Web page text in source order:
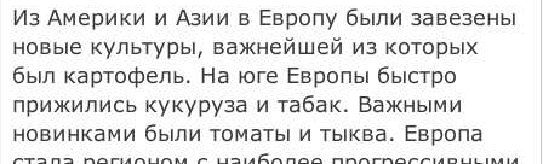
Из Америки и Азии в Европу были завезены
новые культуры, важнейшей из которых
был картофель. На юге Европы быстро
прижились кукуруза и табак. Важными
новинками были томаты и тыква. Европа